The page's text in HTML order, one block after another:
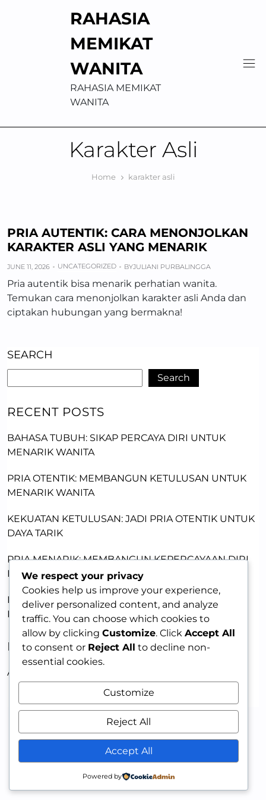
RAHASIA
MEMIKAT
WANITA
RAHASIA MEMIKAT
WANITA
Karakter Asli
Home karakter asli
PRIA AUTENTIK: CARA MENONJOLKAN
KARAKTER ASLI YANG MENARIK
JUNE 11, 2026 UNCATEGORIZED BYJULIANI PURBALINGGA
Pria autentik bisa menarik perhatian wanita.
Temukan cara menonjolkan karakter asli Anda dan
ciptakan hubungan yang bermakna!
SEARCH
Search
RECENT POSTS
BAHASA TUBUH: SIKAP PERCAYA DIRI UNTUK
MENARIK WANITA
PRIA OTENTIK: MEMBANGUN KETULUSAN UNTUK
MENARIK WANITA
KEKUATAN KETULUSAN: JADI PRIA OTENTIK UNTUK
DAYA TARIK
PRIA MENARIK: MEMBANGUN KEPERCAYAAN DIRI
DENGAN KETULUSAN
MEMBANGUN DAYA TARIK LEWAT KERENTANAN:
KUNCI MEMIKAT WANITA
RECENT COMMENTS
A WordPress Commenter
We respect your privacy
Cookies help us improve your experience,
deliver personalized content, and analyze
traffic. You can choose which cookies to
allow by clicking Customize. Click Accept All
to consent or Reject All to decline non-
essential cookies.
Customize
Reject All
Accept All
Powered by